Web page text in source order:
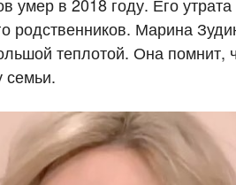
умер в 2018 году. Его
родственников. Марина
теплотой. Она помнит,
семьи.